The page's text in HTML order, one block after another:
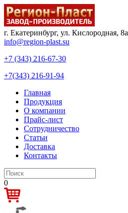
г. Екатеринбург, ул. Кислородная, 8а
info@region-plast.su
+7 (343) 216-67-30
+7(343) 216-91-94
Главная
Продукция
О компании
Прайс-лист
Сотрудничество
Статьи
Доставка
Контакты
0